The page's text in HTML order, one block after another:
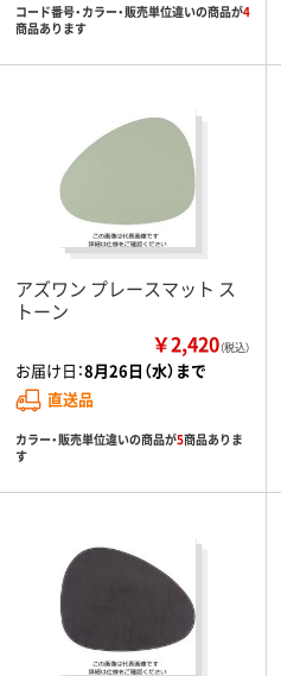
コード番号・カラー・販売単位違いの商品が4
商品あります
アズワン プレースマット ス
トーン
￥2,420（税込）
お届け日：8月26日（水）まで
直送品
カラー・販売単位違いの商品が5商品ありま
す